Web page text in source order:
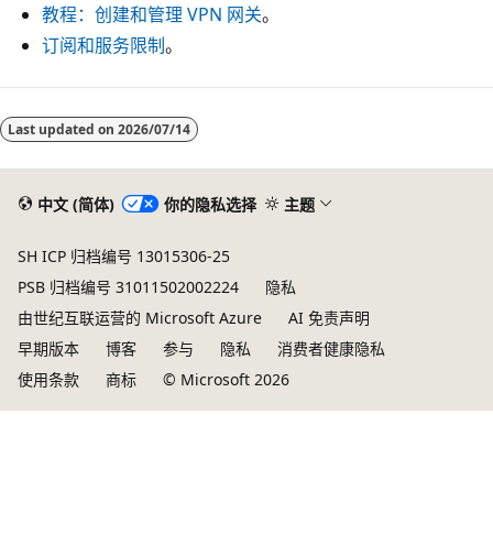
教程：创建和管理 VPN 网关。
订阅和服务限制。
Last updated on 2026/07/14
中文 (简体) 你的隐私选择 主题
SH ICP 归档编号 13015306-25
PSB 归档编号 31011502002224
隐私
由世纪互联运营的 Microsoft Azure
AI 免责声明
早期版本
博客 参与 隐私
消费者健康隐私
使用条款
商标 © Microsoft 2026